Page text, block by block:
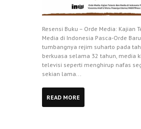
Resensi Buku – Orde Media: Kajian
Media di Indonesia Pasca-Orde
tumbangnya rejim suharto pada
berkuasa selama 32 tahun, media
televisi seperti menghirup nafas
sekian lama...
READ MORE